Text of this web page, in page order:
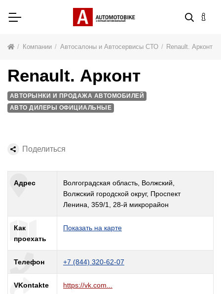
Компании Автосалоны и Автосервисы СТО Renault. Арконт
Адрес
Волгоградская область, Волжский,
Волжский городской округ, Проспект
Ленина, 359/1, 28-й микрорайон
Как
проехать
Показать на карте
Телефон +7 (844) 320-62-07
VKontakte https://vk.com...
Renault. Арконт
АВТОРЫНКИ И ПРОДАЖА АВТОМОБИЛЕЙ
АВТО ДИЛЕРЫ ОФИЦИАЛЬНЫЕ
Поделиться